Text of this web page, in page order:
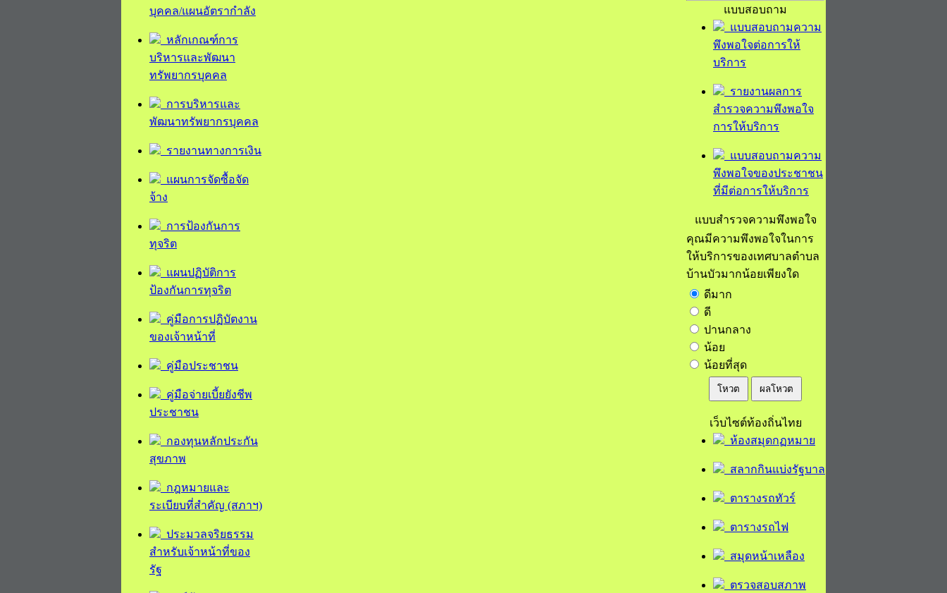
บุคคล/แผนอัตรากำลัง
หลักเกณฑ์การ
บริหารและพัฒนา
ทรัพยากรบุคคล
การบริหารและ
พัฒนาทรัพยากรบุคคล
รายงานทางการเงิน
แผนการจัดซื้อจัด
จ้าง
การป้องกันการ
ทุจริต
แผนปฏิบัติการ
ป้องกันการทุจริต
คู่มือการปฏิบัตงาน
ของเจ้าหน้าที่
คู่มือประชาชน
คู่มือจ่ายเบี้ยยังชีพ
ประชาชน
กองทุนหลักประกัน
สุขภาพ
กฎหมายและ
ระเบียบที่สำคัญ (สภาฯ)
ประมวลจริยธรรม
สำหรับเจ้าหน้าที่ของ
รัฐ
แบบสอบถาม
แบบสอบถามความ
พึงพอใจต่อการให้
บริการ
รายงานผลการ
สำรวจความพึงพอใจ
การให้บริการ
แบบสอบถามความ
พึงพอใจของประชาชน
ที่มีต่อการให้บริการ
แบบสำรวจความพึงพอใจ
คุณมีความพึงพอใจในการ
ให้บริการของเทศบาลตำบล
บ้านบัวมากน้อยเพียงใด
ดีมาก
ดี
ปานกลาง
น้อย
น้อยที่สุด
โหวต ผลโหวต
เว็บไซต์ท้องถิ่นไทย
ห้องสมุดกฏหมาย
สลากกินแบ่งรัฐบาล
ตารางรถทัวร์
ตารางรถไฟ
สมุดหน้าเหลือง
ตรวจสอบสภาพ